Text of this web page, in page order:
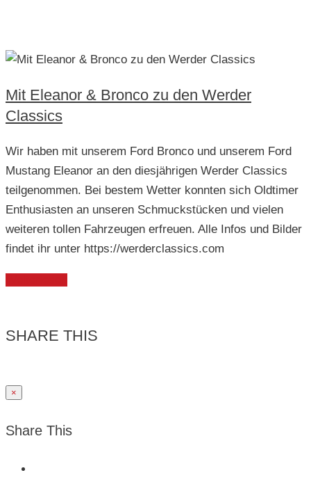
Mit Eleanor & Bronco zu den Werder
Classics
Wir haben mit unserem Ford Bronco und unserem Ford
Mustang Eleanor an den diesjährigen Werder Classics
teilgenommen. Bei bestem Wetter konnten sich Oldtimer
Enthusiasten an unseren Schmuckstücken und vielen
weiteren tollen Fahrzeugen erfreuen. Alle Infos und Bilder
findet ihr unter https://werderclassics.com
SHARE THIS
×
Share This